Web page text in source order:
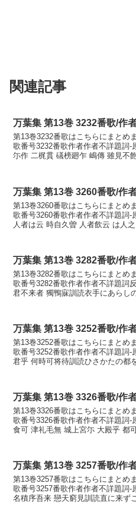
関連記事
万葉集 第13巻 3232番歌/作
第13巻3232番歌はこちらにまとめ
歌番号3232番歌作者作者不詳題詞
尓作 二梶貫 礒榜廻乍 嶋傳 雖見不
万葉集 第13巻 3260番歌/作
第13巻3260番歌はこちらにまとめ
歌番号3260番歌作者作者不詳題詞
人者は云 時自久曽 人者飲云 は人
万葉集 第13巻 3282番歌/作
第13巻3282番歌はこちらにまとめ
歌番号3282番歌作者作者不詳題詞
君不来者 獨鴨寐訓読衣手にあらし
万葉集 第13巻 3252番歌/作
第13巻3252番歌はこちらにまとめ
歌番号3252番歌作者作者不詳題詞
君乎 何時可将待訓読ひさかたの都
万葉集 第13巻 3326番歌/作
第13巻3326番歌はこちらにまとめ
歌番号3326番歌作者作者不詳題詞
食可 津礼毛無 城上宮尓 大殿乎 都
万葉集 第13巻 3257番歌/作
第13巻3257番歌はこちらにまとめ
歌番号3257番歌作者作者不詳題詞
名積序吾来 戀天窮見訓読直に来ず